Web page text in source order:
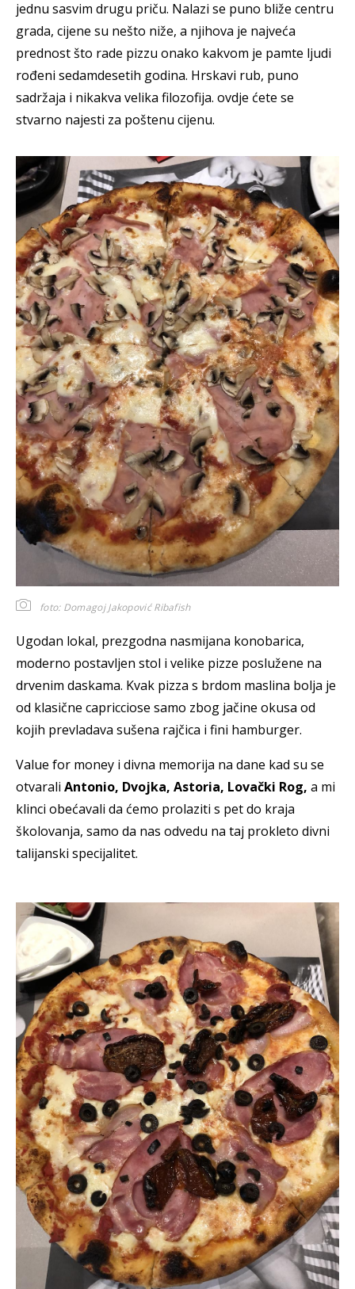
jednu sasvim drugu priču. Nalazi se puno bliže centru
grada, cijene su nešto niže, a njihova je najveća
prednost što rade pizzu onako kakvom je pamte ljudi
rođeni sedamdesetih godina. Hrskavi rub, puno
sadržaja i nikakva velika filozofija. ovdje ćete se
stvarno najesti za poštenu cijenu.
foto: Domagoj Jakopović Ribafish
Ugodan lokal, prezgodna nasmijana konobarica,
moderno postavljen stol i velike pizze poslužene na
drvenim daskama. Kvak pizza s brdom maslina bolja je
od klasične capricciose samo zbog jačine okusa od
kojih prevladava sušena rajčica i fini hamburger.
Value for money i divna memorija na dane kad su se
otvarali Antonio, Dvojka, Astoria, Lovački Rog, a mi
klinci obećavali da ćemo prolaziti s pet do kraja
školovanja, samo da nas odvedu na taj prokleto divni
talijanski specijalitet.